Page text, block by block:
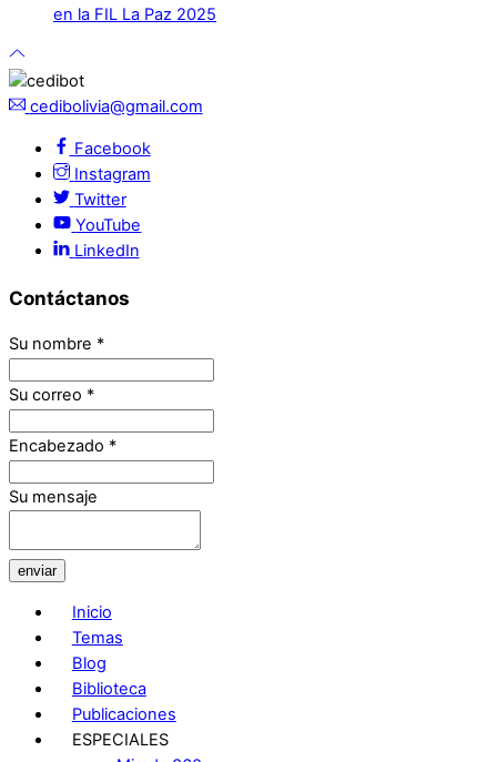
en la FIL La Paz 2025
cedibolivia@gmail.com
Facebook
Instagram
Twitter
YouTube
LinkedIn
Contáctanos
Su nombre *
Su correo *
Encabezado *
Su mensaje
enviar
Inicio
Temas
Blog
Biblioteca
Publicaciones
ESPECIALES